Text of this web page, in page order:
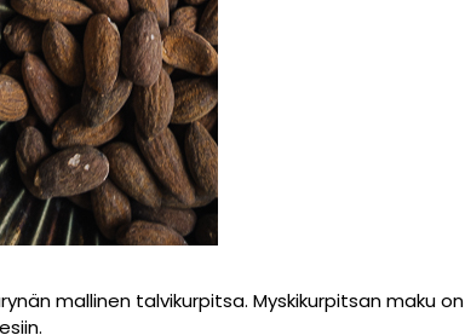
mallinen talvikurpitsa. Myskikurpitsan maku on